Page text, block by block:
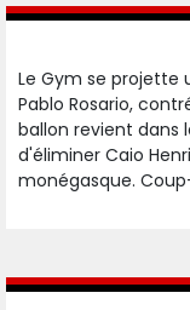
Le Gym se projette
Pablo Rosario,
ballon revient dans
d'éliminer Caio
monégasque.